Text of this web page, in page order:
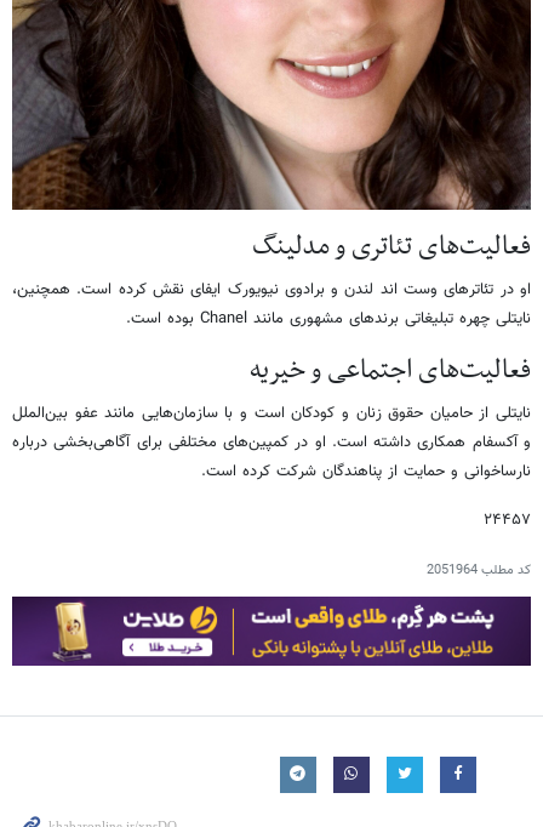
فعالیت‌های تئاتری و مدلینگ
او در تئاترهای وست اند لندن و برادوی نیویورک ایفای نقش کرده است. همچنین،
نایتلی چهره تبلیغاتی برندهای مشهوری مانند Chanel بوده است.
فعالیت‌های اجتماعی و خیریه
نایتلی از حامیان حقوق زنان و کودکان است و با سازمان‌هایی مانند عفو بین‌الملل
و آکسفام همکاری داشته است. او در کمپین‌های مختلفی برای آگاهی‌بخشی درباره
نارساخوانی و حمایت از پناهندگان شرکت کرده است.
۲۴۴۵۷
کد مطلب2051964